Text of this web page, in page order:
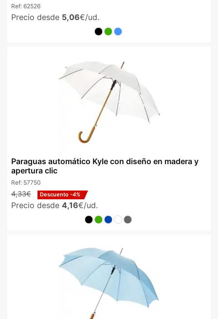
Ref: 62526
Precio desde 5,06€/ud.
Paraguas automático Kyle con diseño en madera y
apertura clic
Ref: 57750
4,33€ Descuento -4%
Precio desde 4,16€/ud.